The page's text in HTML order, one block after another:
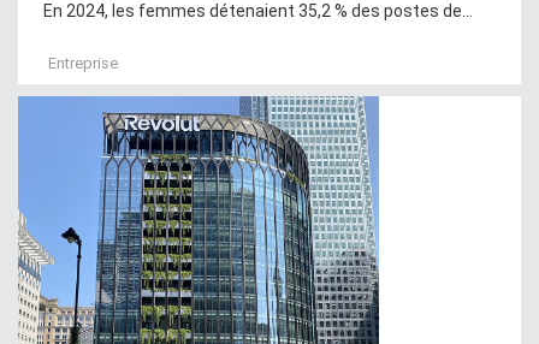
En 2024, les femmes détenaient 35,2 % des postes de...
Entreprise